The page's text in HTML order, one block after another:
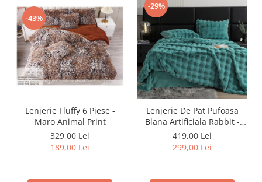
-43%
Lenjerie Fluffy 6 Piese -
Maro Animal Print
329,00 Lei
189,00 Lei
-29%
Lenjerie De Pat Pufoasa
Blana Artificiala Rabbit -
Iepure Luxury Edition -
Turquoise
419,00 Lei
299,00 Lei